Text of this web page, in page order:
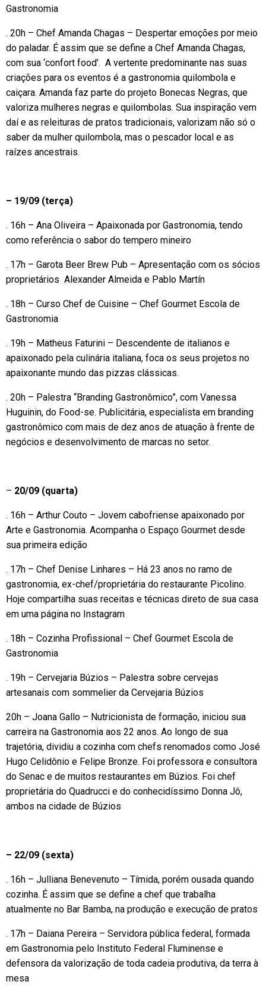
Gastronomia
. 20h – Chef Amanda Chagas – Despertar emoções por meio
do paladar. É assim que se define a Chef Amanda Chagas,
com sua ‘confort food’. A vertente predominante nas suas
criações para os eventos é a gastronomia quilombola e
caiçara. Amanda faz parte do projeto Bonecas Negras, que
valoriza mulheres negras e quilombolas. Sua inspiração vem
daí e as releituras de pratos tradicionais, valorizam não só o
saber da mulher quilombola, mas o pescador local e as
raízes ancestrais.
– 19/09 (terça)
. 16h – Ana Oliveira – Apaixonada por Gastronomia, tendo
como referência o sabor do tempero mineiro
. 17h – Garota Beer Brew Pub – Apresentação com os sócios
proprietários Alexander Almeida e Pablo Martín
. 18h – Curso Chef de Cuisine – Chef Gourmet Escola de
Gastronomia
. 19h – Matheus Faturini – Descendente de italianos e
apaixonado pela culinária italiana, foca os seus projetos no
apaixonante mundo das pizzas clássicas.
. 20h – Palestra “Branding Gastronômico”, com Vanessa
Huguinin, do Food-se. Publicitária, especialista em branding
gastronômico com mais de dez anos de atuação à frente de
negócios e desenvolvimento de marcas no setor.
– 20/09 (quarta)
. 16h – Arthur Couto – Jovem cabofriense apaixonado por
Arte e Gastronomia. Acompanha o Espaço Gourmet desde
sua primeira edição
. 17h – Chef Denise Linhares – Há 23 anos no ramo de
gastronomia, ex-chef/proprietária do restaurante Picolino.
Hoje compartilha suas receitas e técnicas direto de sua casa
em uma página no Instagram
. 18h – Cozinha Profissional – Chef Gourmet Escola de
Gastronomia
. 19h – Cervejaria Búzios – Palestra sobre cervejas
artesanais com sommelier da Cervejaria Búzios
20h – Joana Gallo – Nutricionista de formação, iniciou sua
carreira na Gastronomia aos 22 anos. Ao longo de sua
trajetória, dividiu a cozinha com chefs renomados como José
Hugo Celidônio e Felipe Bronze. Foi professora e consultora
do Senac e de muitos restaurantes em Búzios. Foi chef
proprietária do Quadrucci e do conhecidíssimo Donna Jô,
ambos na cidade de Búzios
– 22/09 (sexta)
. 16h – Julliana Benevenuto – Tímida, porém ousada quando
cozinha. É assim que se define a chef que trabalha
atualmente no Bar Bamba, na produção e execução de pratos
. 17h – Daiana Pereira – Servidora pública federal, formada
em Gastronomia pelo Instituto Federal Fluminense e
defensora da valorização de toda cadeia produtiva, da terra à
mesa